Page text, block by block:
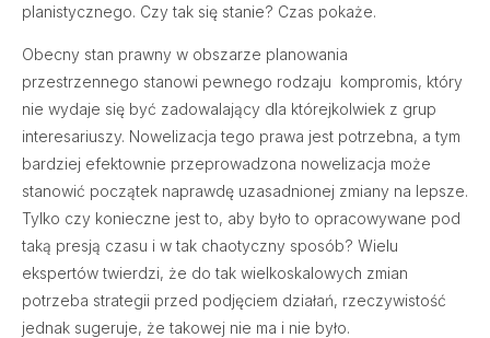
planistycznego. Czy tak się stanie? Czas pokaże.
Obecny stan prawny w obszarze planowania
przestrzennego stanowi pewnego rodzaju kompromis, który
nie wydaje się być zadowalający dla którejkolwiek z grup
interesariuszy. Nowelizacja tego prawa jest potrzebna, a tym
bardziej efektownie przeprowadzona nowelizacja może
stanowić początek naprawdę uzasadnionej zmiany na lepsze.
Tylko czy konieczne jest to, aby było to opracowywane pod
taką presją czasu i w tak chaotyczny sposób? Wielu
ekspertów twierdzi, że do tak wielkoskalowych zmian
potrzeba strategii przed podjęciem działań, rzeczywistość
jednak sugeruje, że takowej nie ma i nie było.